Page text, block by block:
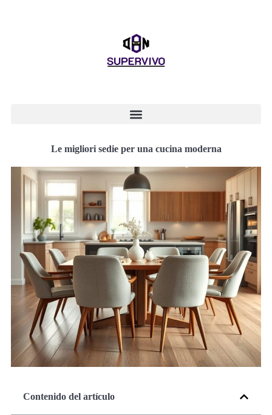
Le migliori sedie per una cucina moderna
Contenido del artículo